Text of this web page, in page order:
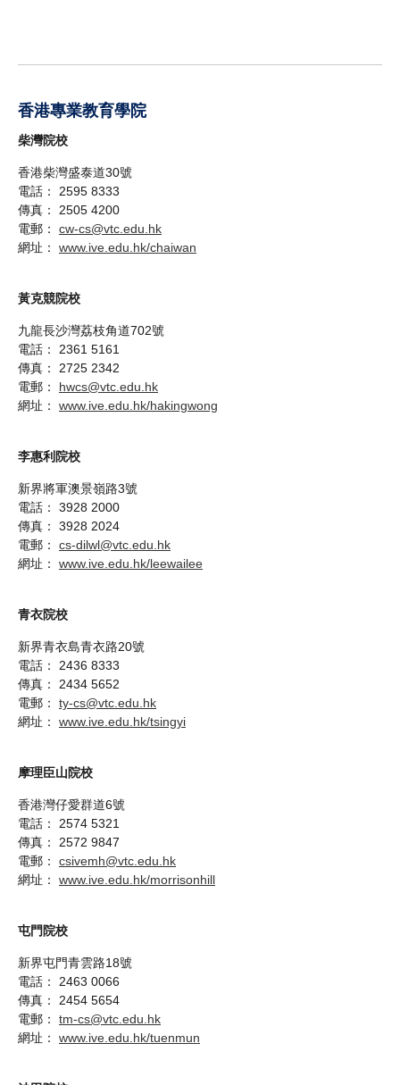
香港專業教育學院
柴灣院校
香港柴灣盛泰道30號
電話： 2595 8333
傳真： 2505 4200
電郵： cw-cs@vtc.edu.hk
網址： www.ive.edu.hk/chaiwan
黃克競院校
九龍長沙灣荔枝角道702號
電話： 2361 5161
傳真： 2725 2342
電郵： hwcs@vtc.edu.hk
網址： www.ive.edu.hk/hakingwong
李惠利院校
新界將軍澳景嶺路3號
電話： 3928 2000
傳真： 3928 2024
電郵： cs-dilwl@vtc.edu.hk
網址： www.ive.edu.hk/leewailee
青衣院校
新界青衣島青衣路20號
電話： 2436 8333
傳真： 2434 5652
電郵： ty-cs@vtc.edu.hk
網址： www.ive.edu.hk/tsingyi
摩理臣山院校
香港灣仔愛群道6號
電話： 2574 5321
傳真： 2572 9847
電郵： csivemh@vtc.edu.hk
網址： www.ive.edu.hk/morrisonhill
屯門院校
新界屯門青雲路18號
電話： 2463 0066
傳真： 2454 5654
電郵： tm-cs@vtc.edu.hk
網址： www.ive.edu.hk/tuenmun